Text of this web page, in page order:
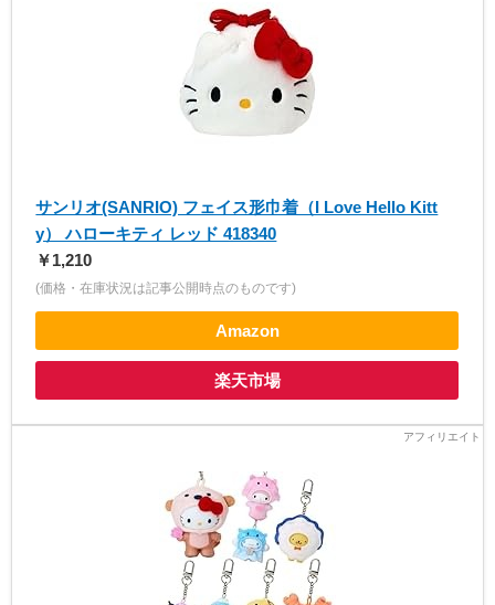
サンリオ(SANRIO) フェイス形巾着（I Love Hello Kitt
y） ハローキティ レッド 418340
￥1,210
(価格・在庫状況は記事公開時点のものです)
Amazon
楽天市場